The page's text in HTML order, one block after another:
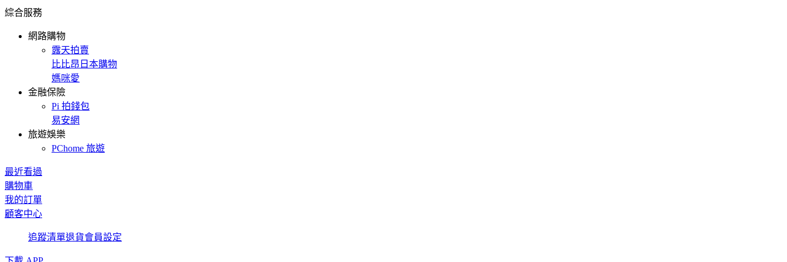
綜合服務
網路購物
露天拍賣
比比昂日本購物
媽咪愛
金融保險
Pi 拍錢包
易安網
旅遊娛樂
PChome 旅遊
最近看過
購物車
我的訂單
顧客中心
追蹤清單退貨會員設定